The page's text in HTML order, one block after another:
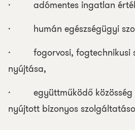
· adómentes ingatlan
· humán egészségügyi
· fogorvosi, fogtechnikusi
nyújtása,
· együttműködő közösség
nyújtott bizonyos